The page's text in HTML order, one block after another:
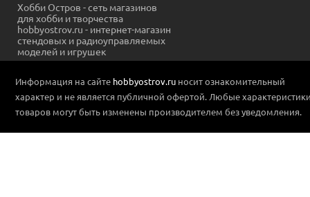
Хобби Остров - сеть магазинов
для хобби и творчества
hobbyostrov.ru - интернет-магазин
стендовых и радиоуправляемых
моделей и игрушек
Информация на сайте hobbyostrov.ru носит ознакомительный
характер и не является публичной офертой. Любые
товаров могут быть изменены производителем без уведомления.